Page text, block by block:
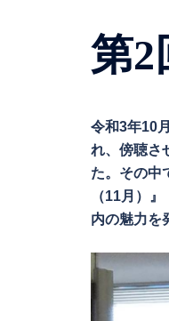
第2
令和3年10
れ、傍聴さ
た。その中
（11月）
内の魅力を